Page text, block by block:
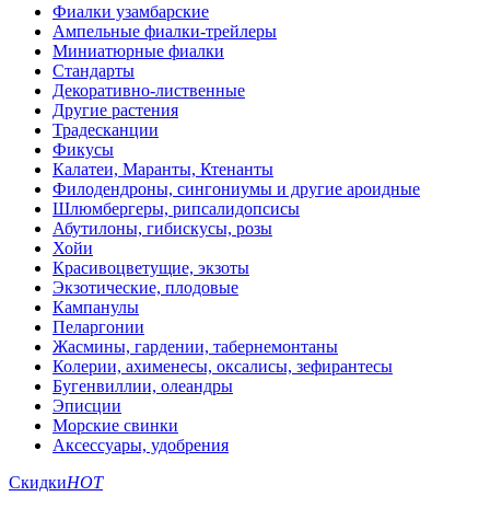
Фиалки узамбарские
Ампельные фиалки-трейлеры
Миниатюрные фиалки
Стандарты
Декоративно-лиственные
Другие растения
Традесканции
Фикусы
Калатеи, Маранты, Ктенанты
Филодендроны, сингониумы и другие ароидные
Шлюмбергеры, рипсалидопсисы
Абутилоны, гибискусы, розы
Хойи
Красивоцветущие, экзоты
Экзотические, плодовые
Кампанулы
Пеларгонии
Жасмины, гардении, табернемонтаны
Колерии, ахименесы, оксалисы, зефирантесы
Бугенвиллии, олеандры
Эписции
Морские свинки
Аксессуары, удобрения
СкидкиHOT